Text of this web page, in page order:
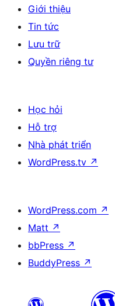
Giới thiệu
Tin tức
Lưu trữ
Quyền riêng tư
Học hỏi
Hỗ trợ
Nhà phát triển
WordPress.tv ↗
WordPress.com ↗
Matt ↗
bbPress ↗
BuddyPress ↗